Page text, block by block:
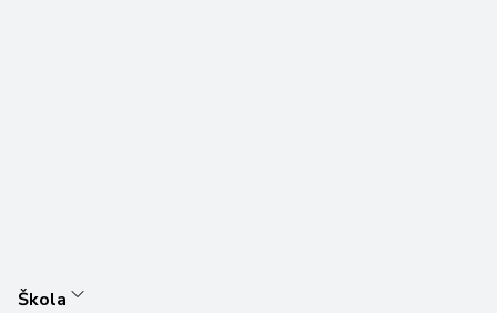
Škola